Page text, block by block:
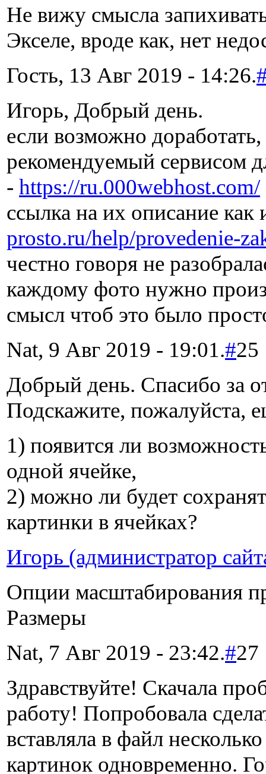
Не вижу смысла
Экселе, вроде как, нет
Гость, 13 Авг 2019 - 14:26.
Игорь, Добрый день.
если возможно
рекомендуемый сервисом
- https://ru.000webhost.com/
ссылка на их описание как
prosto.ru/help/provedenie-
честно говоря не
каждому фото нужно
смысл чтоб это было
Nat, 9 Авг 2019 - 19:01.#25
Добрый день. Спасибо за
Подскажите, пожалуйста,
1) появится ли
одной ячейке,
2) можно ли будет
картинки в ячейках?
Игорь (администратор
Опции масштабирования
Размеры
Nat, 7 Авг 2019 - 23:42.#27
Здравствуйте! Скачала
работу! Попробовала
вставляла в файл
картинок одновременно.